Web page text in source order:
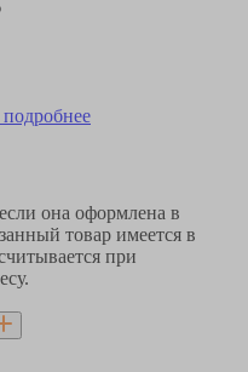
подробнее
она оформлена в
товар имеется в
при